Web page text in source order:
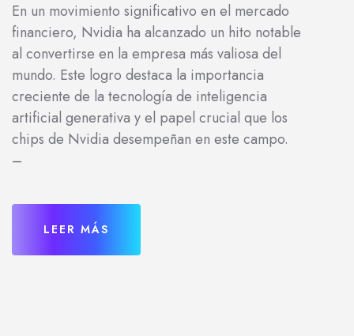
En un movimiento significativo en el mercado
financiero, Nvidia ha alcanzado un hito notable
al convertirse en la empresa más valiosa del
mundo. Este logro destaca la importancia
creciente de la tecnología de inteligencia
artificial generativa y el papel crucial que los
chips de Nvidia desempeñan en este campo.
–
LEER MÁS